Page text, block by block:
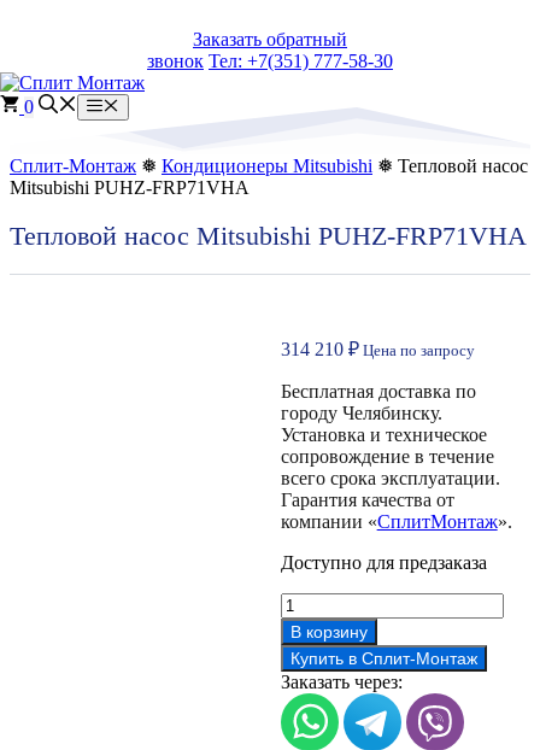
Заказать обратный
звонок Тел: +7(351) 777-58-30
0 Меню
Сплит-Монтаж ❅ Кондиционеры Mitsubishi ❅ Тепловой насос
Mitsubishi PUHZ-FRP71VHA
Тепловой насос Mitsubishi PUHZ-FRP71VHA
314 210 ₽Цена по запросу
Бесплатная доставка по
городу Челябинску.
Установка и техническое
сопровождение в течение
всего срока эксплуатации.
Гарантия качества от
компании «СплитМонтаж».
Доступно для предзаказа
Количество
товара
Тепловой
насос
Mitsubishi
PUHZ-
FRP71VHA
В корзину
Купить в Сплит-Монтаж
Заказать через: